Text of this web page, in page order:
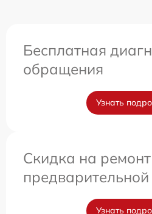
Бесплатная
обращения
Узнать
Скидка на
Узнать